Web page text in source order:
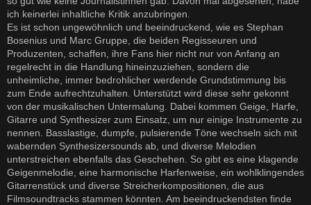
ich keinerlei inhaltliche Kritik anzubringen.
Es ist schon ungewöhnlich und beeindruckend, wie es Stephan
Bosenius und Marc Gruppe, die beiden Regisseuren und
Produzenten, schaffen, ihre Fans hier nicht nur von Anfang an
regelrecht in die Handlung hineinzuziehen, sondern die
unheimliche, immer bedrohlicher werdende Grundstimmung bis
zum Ende aufrechtzuhalten. Unterstützt wird diese sehr gekonnt
von der musikalischen Untermalung. Dabei kommen Geige, Harfe,
Gitarre und Synthesizer zum Einsatz, um nur einige Instrumente zu
nennen. Basslastige, dumpfe, pulsierende Töne wechseln sich mit
wabernden Synthesizersounds ab, und diverse Melodien
unterstreichen ebenfalls das Geschehen. So gibt es eine klagende
Geigenmelodie, eine harmonische Harfenweise, ein wohlklingendes
Gitarrenstück und diverse Streicherkompositionen, die aus
Filmsoundtracks stammen könnten. Am beeindruckendsten finde